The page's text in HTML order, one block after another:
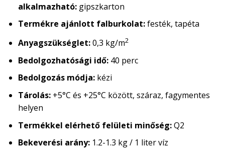
alkalmazható: gipszkarton
Termékre ajánlott falburkolat:festék, tapéta
Anyagszükséglet:0,3 kg/m2
Bedolgozhatósági idő: 40 perc
Bedolgozás módja: kézi
Tárolás: +5°C és +25°C között, száraz, fagymentes
helyen
Termékkel elérhető felületi minőség:Q2
Bekeverési arány: 1.2-1.3 kg / 1 liter víz